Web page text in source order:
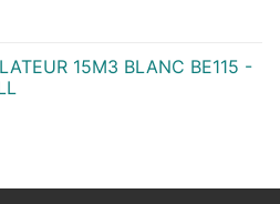
15M3 BLANC BE115 -